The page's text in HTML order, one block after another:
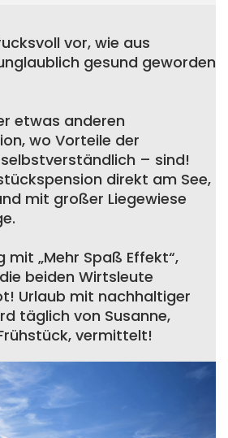
vor, wie aus
gesund geworden
etwas anderen
wo Vorteile der
– sind!
direkt am See,
mit großer Liegewiese
mit „Mehr Spaß Effekt“,
beiden Wirtsleute
Urlaub mit nachhaltiger
täglich von Susanne,
vermittelt!